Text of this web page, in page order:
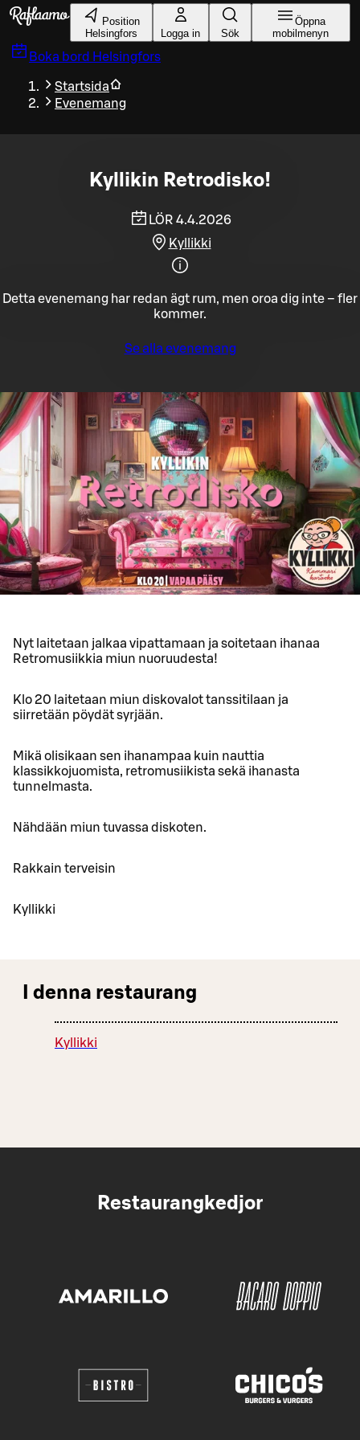
Gå till huvudinnehållet
Position
Helsingfors
Logga in Sök
Öppna
mobilmenyn
Boka bord Helsingfors
Startsida
Evenemang
Kyllikin Retrodisko!
LÖR 4.4.2026
Kyllikki
Detta evenemang har redan ägt rum, men oroa dig inte – fler
kommer.
Se alla evenemang
Nyt laitetaan jalkaa vipattamaan ja soitetaan ihanaa
Retromusiikkia miun nuoruudesta!
Klo 20 laitetaan miun diskovalot tanssitilaan ja
siirretään pöydät syrjään.
Mikä olisikaan sen ihanampaa kuin nauttia
klassikkojuomista, retromusiikista sekä ihanasta
tunnelmasta.
Nähdään miun tuvassa diskoten.
Rakkain terveisin
Kyllikki
I denna restaurang
Kyllikki
Restaurangkedjor